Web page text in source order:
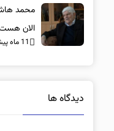
محمد
الان هست/
11 ماه پیش
دیدگاه ها